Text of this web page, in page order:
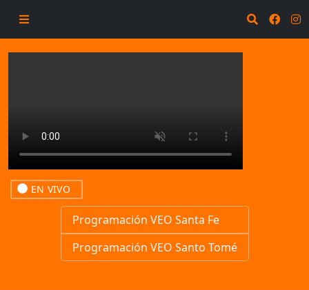
EN VIVO
Programación VEO Santa Fe
Programación VEO Santo Tomé